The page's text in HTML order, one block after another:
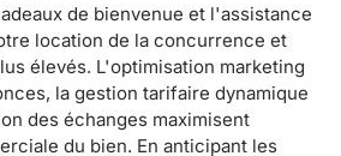
de bienvenue et l'assistance
location de la concurrence et
élevés. L'optimisation marketing
la gestion tarifaire dynamique
des échanges maximisent
du bien. En anticipant les